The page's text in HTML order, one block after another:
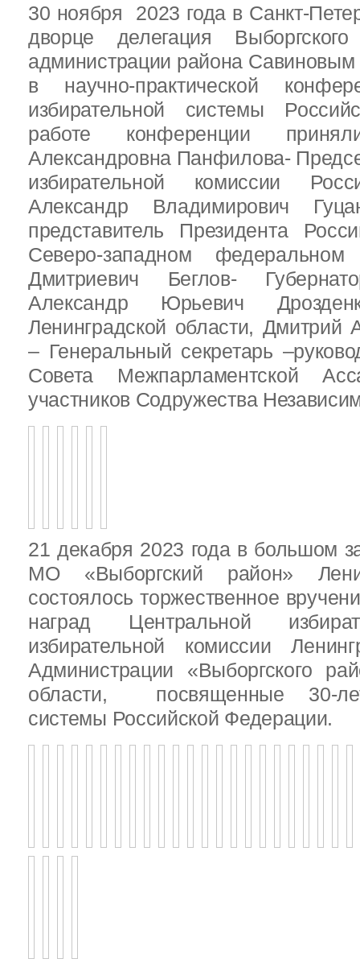
30 ноября 2023 года в Санкт-
дворце делегация
администрации района Савиновым
в научно-практической
избирательной системы
работе конференции
Александровна Панфилова-
избирательной комиссии
Александр Владимирович
представитель Президента
Северо-западном федеральном
Дмитриевич Беглов-
Александр Юрьевич
Ленинградской области, Дмитрий
– Генеральный секретарь
Совета Межпарламентской
участников Содружества
21 декабря 2023 года в большом
МО «Выборгский район»
состоялось торжественное
наград Центральной
избирательной комиссии
Администрации «Выборгского
области, посвященные 30-
системы Российской Федерации.